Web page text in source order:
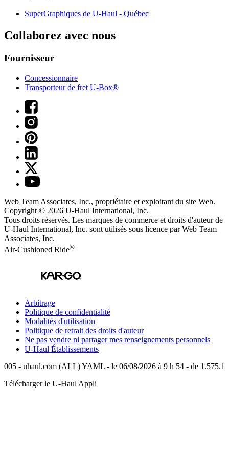
SuperGraphiques de U-Haul - Québec
Collaborez avec nous
Fournisseur
Concessionnaire
Transporteur de fret U-Box®
Web Team Associates, Inc., propriétaire et exploitant du site Web.
Copyright © 2026 U-Haul International, Inc.
Tous droits réservés. Les marques de commerce et droits d'auteur de
U-Haul International, Inc. sont utilisés sous licence par Web Team
Associates, Inc.
Air-Cushioned Ride®
Arbitrage
Politique de confidentialité
Modalités d'utilisation
Politique de retrait des droits d'auteur
Ne pas vendre ni partager mes renseignements personnels
U-Haul Établissements
005 - uhaul.com (ALL) YAML - le 06/08/2026 à 9 h 54 - de 1.575.1
Télécharger le U-Haul Appli